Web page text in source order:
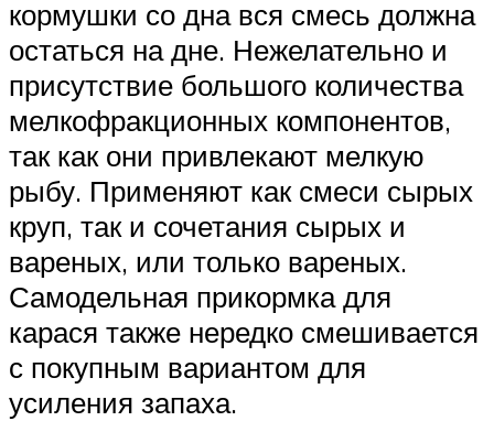
кормушки со дна вся смесь должна
остаться на дне. Нежелательно и
присутствие большого количества
мелкофракционных компонентов,
так как они привлекают мелкую
рыбу. Применяют как смеси сырых
круп, так и сочетания сырых и
вареных, или только вареных.
Самодельная прикормка для
карася также нередко смешивается
с покупным вариантом для
усиления запаха.